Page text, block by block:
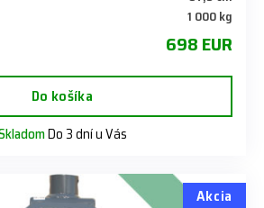
1 000 kg
698 EUR
Do košíka
Do 3 dní u Vás
Akcia